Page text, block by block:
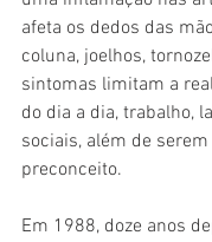
afeta os dedos das
coluna, joelhos,
sintomas limitam a
do dia a dia, trabalho,
sociais, além de
preconceito.
Em 1988, doze anos